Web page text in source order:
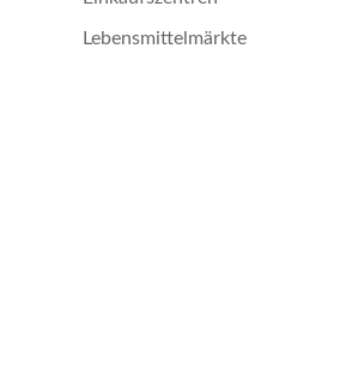
Lebensmittelmärkte